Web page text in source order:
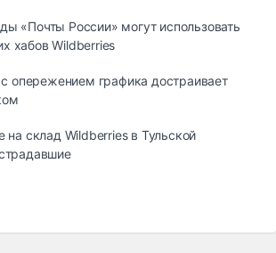
«Почты России» могут использовать
хабов Wildberries
опережением графика достраивает
на склад Wildberries в Тульской